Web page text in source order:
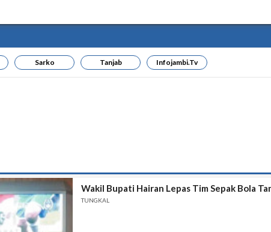
Sarko Tanjab Infojambi.tv
Wakil Bupati Hairan Lepas Tim Sepak Bola
TUNGKAL